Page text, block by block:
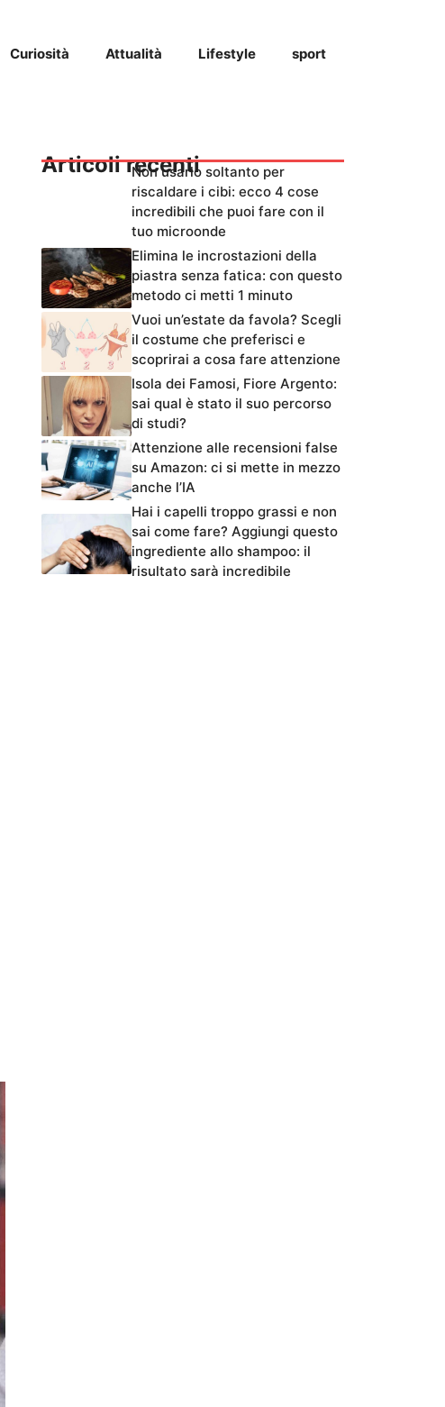
Curiosità Attualità Lifestyle sport
Articoli recentiNon usarlo soltanto per
riscaldare i cibi: ecco 4 cose
incredibili che puoi fare con il
tuo microonde
Elimina le incrostazioni della
piastra senza fatica: con questo
metodo ci metti 1 minuto
Vuoi un’estate da favola? Scegli
il costume che preferisci e
scoprirai a cosa fare attenzione
Isola dei Famosi, Fiore Argento:
sai qual è stato il suo percorso
di studi?
Attenzione alle recensioni false
su Amazon: ci si mette in mezzo
anche l’IA
Hai i capelli troppo grassi e non
sai come fare? Aggiungi questo
ingrediente allo shampoo: il
risultato sarà incredibile